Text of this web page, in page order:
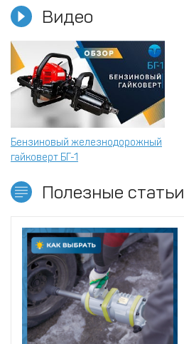
Видео
Бензиновый железнодорожный
гайковерт БГ-1
Полезные статьи